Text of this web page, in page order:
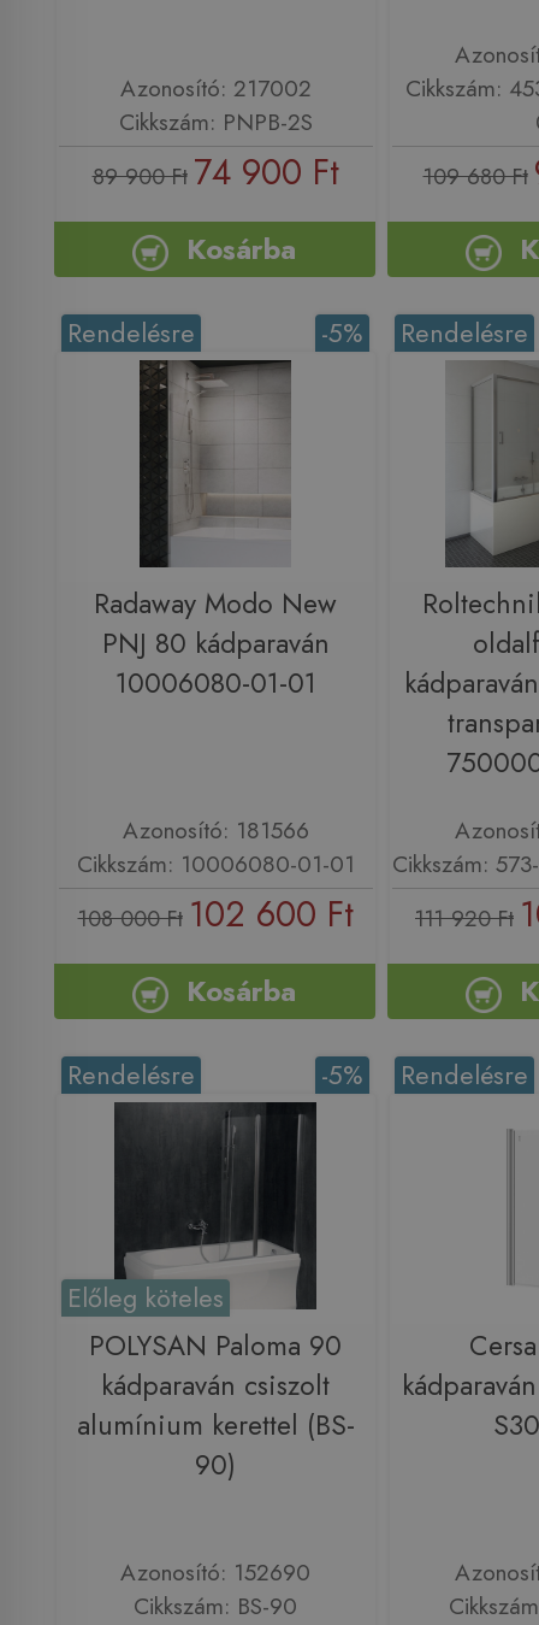
Azonosító: 217002
Cikkszám: PNPB-2S
89 900 Ft 74 900 Ft
Kosárba
Cikkszám:
109 680 Ft
-5%
Rendelésre
Radaway Modo New
PNJ 80 kádparaván
10006080-01-01
Azonosító: 181566
Cikkszám: 10006080-01-01
108 000 Ft 102 600 Ft
Kosárba
Rendelésre
Cikkszám:
111 920 Ft
-5%
Rendelésre
Előleg köteles
POLYSAN Paloma 90
kádparaván csiszolt
alumínium kerettel (BS-
90)
Azonosító: 152690
Cikkszám: BS-90
Rendelésre